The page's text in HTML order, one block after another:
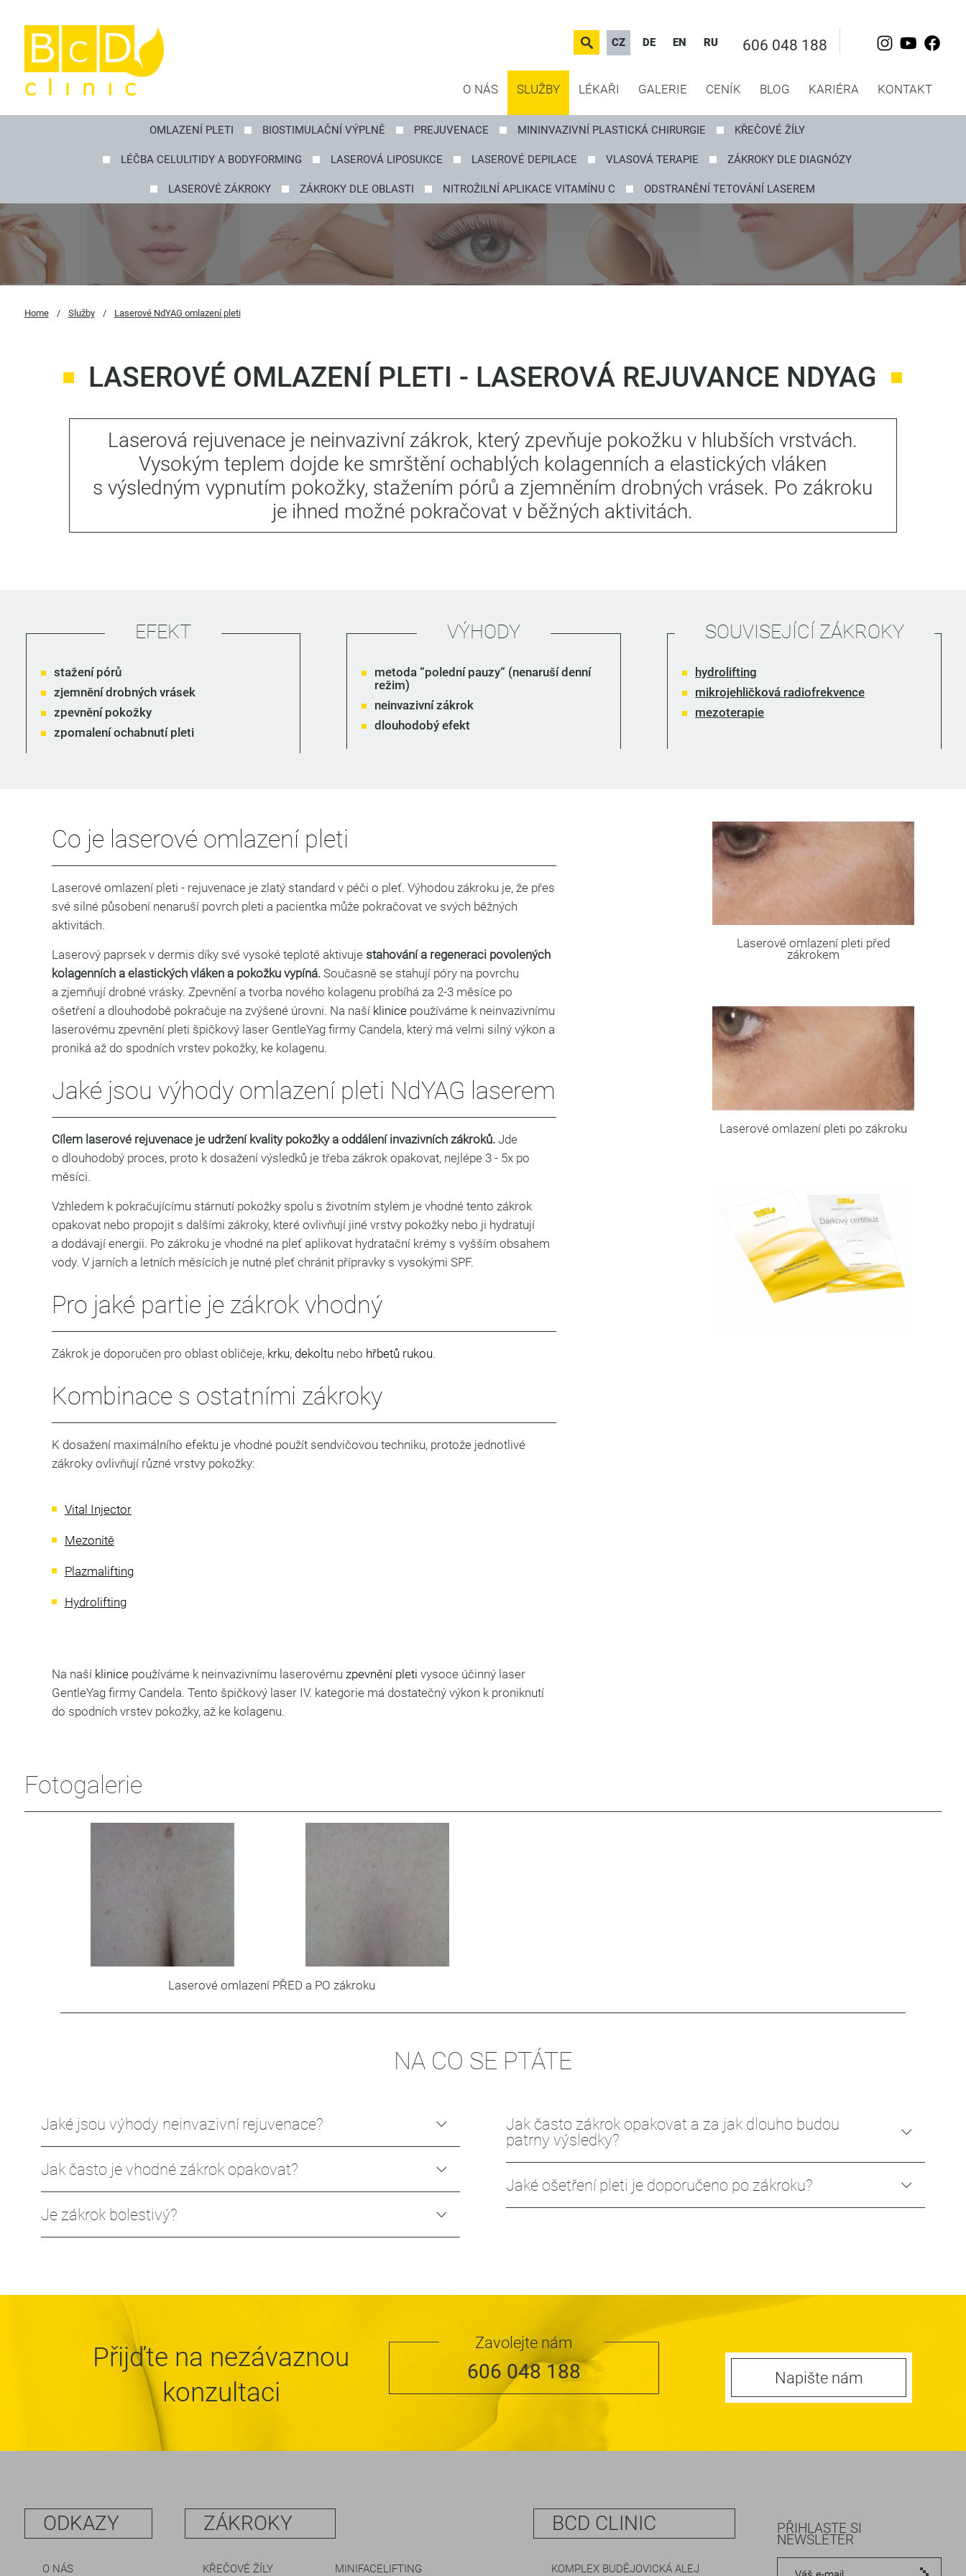
606 048 188
RU
EN
DE
CZ
O NÁS SLUŽBY LÉKAŘI GALERIE CENÍK BLOG KARIÉRA KONTAKT
OMLAZENÍ PLETI BIOSTIMULAČNÍ VÝPLNĚ PREJUVENACE MININVAZIVNÍ PLASTICKÁ CHIRURGIE KŘEČOVÉ ŽÍLY
LÉČBA CELULITIDY A BODYFORMING LASEROVÁ LIPOSUKCE LASEROVÉ DEPILACE VLASOVÁ TERAPIE ZÁKROKY DLE DIAGNÓZY
LASEROVÉ ZÁKROKY ZÁKROKY DLE OBLASTI NITROŽILNÍ APLIKACE VITAMÍNU C ODSTRANĚNÍ TETOVÁNÍ LASEREM
Home / Služby / Laserové NdYAG omlazení pleti
LASEROVÉ OMLAZENÍ PLETI - LASEROVÁ REJUVANCE NDYAG
Laserová rejuvenace je neinvazivní zákrok, který zpevňuje pokožku v hlubších vrstvách.
Vysokým teplem dojde ke smrštění ochablých kolagenních a elastických vláken
s výsledným vypnutím pokožky, stažením pórů a zjemněním drobných vrásek. Po zákroku
je ihned možné pokračovat v běžných aktivitách.
EFEKT
stažení pórů
zjemnění drobných vrásek
zpevnění pokožky
zpomalení ochabnutí pleti
VÝHODY
metoda “polední pauzy“ (nenaruší denní
režim)
neinvazivní zákrok
dlouhodobý efekt
SOUVISEJÍCÍ ZÁKROKY
hydrolifting
mikrojehličková radiofrekvence
mezoterapie
Co je laserové omlazení pleti
Laserové omlazení pleti - rejuvenace je zlatý standard v péči o pleť. Výhodou zákroku je, že přes
své silné působení nenaruší povrch pleti a pacientka může pokračovat ve svých běžných
aktivitách.
Laserový paprsek v dermis díky své vysoké teplotě aktivuje stahování a regeneraci povolených
kolagenních a elastických vláken a pokožku vypíná. Současně se stahují póry na povrchu
a zjemňují drobné vrásky. Zpevnění a tvorba nového kolagenu probíhá za 2-3 měsíce po
ošetření a dlouhodobě pokračuje na zvýšené úrovni. Na naší klinicepoužíváme k neinvazivnímu
laserovému zpevnění pleti špičkový laser GentleYag firmy Candela, který má velmi silný výkon a
proniká až do spodních vrstev pokožky, ke kolagenu.
Jaké jsou výhody omlazení pleti NdYAG laserem
Cílem laserové rejuvenace je udržení kvality pokožky a oddálení invazivních zákroků. Jde
o dlouhodobý proces, proto k dosažení výsledků je třeba zákrok opakovat, nejlépe 3 - 5x po
měsíci.
Vzhledem k pokračujícímu stárnutí pokožky spolu s životním stylem je vhodné tento zákrok
opakovat nebo propojit s dalšími zákroky, které ovlivňují jiné vrstvy pokožky nebo ji hydratují
a dodávají energii. Po zákroku je vhodné na pleť aplikovat hydratační krémy s vyšším obsahem
vody. V jarních a letních měsících je nutné pleť chránit přípravky s vysokými SPF.
Pro jaké partie je zákrok vhodný
Zákrok je doporučen pro oblast obličeje, krku, dekoltu nebo hřbetů rukou.
Kombinace s ostatními zákroky
K dosažení maximálního efektu je vhodné použít sendvičovou techniku, protože jednotlivé
zákroky ovlivňují různé vrstvy pokožky:
Vital Injector
Mezonitě
Plazmalifting
Hydrolifting
Na naší klinicepoužíváme k neinvazivnímu laserovému zpevnění pleti vysoce účinný laser
GentleYag firmy Candela. Tento špičkový laser IV. kategorie má dostatečný výkon k proniknutí
do spodních vrstev pokožky, až ke kolagenu.
Laserové omlazení pleti před
zákrokem
Laserové omlazení pleti po zákroku
Fotogalerie
Laserové omlazení PŘED a PO zákroku
NA CO SE PTÁTE
Jaké jsou výhody neinvazivní rejuvenace?
Jak často je vhodné zákrok opakovat?
Je zákrok bolestivý?
Jak často zákrok opakovat a za jak dlouho budou
patrny výsledky?
Jaké ošetření pleti je doporučeno po zákroku?
Přijďte na nezávaznou
konzultaci
Zavolejte nám
606 048 188 Napište nám
ODKAZY
O NÁS
ZÁKROKY
KŘEČOVÉ ŽÍLY MINIFACELIFTING
BCD CLINIC
KOMPLEX BUDĚJOVICKÁ ALEJ
PŘIHLASTE SI
NEWSLETER